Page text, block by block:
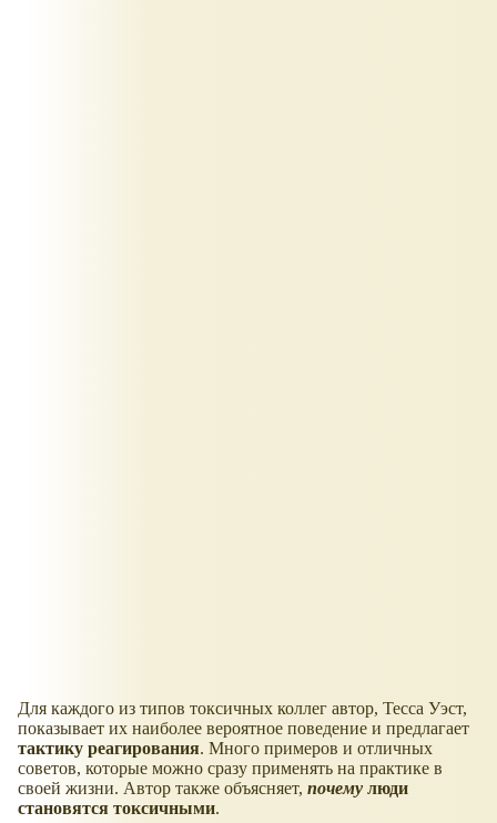
Для каждого из типов токсичных коллег автор, Тесса Уэст,
показывает их наиболее вероятное поведение и предлагает
тактику реагирования. Много примеров и отличных
советов, которые можно сразу применять на практике в
своей жизни. Автор также объясняет, почему люди
становятся токсичными.